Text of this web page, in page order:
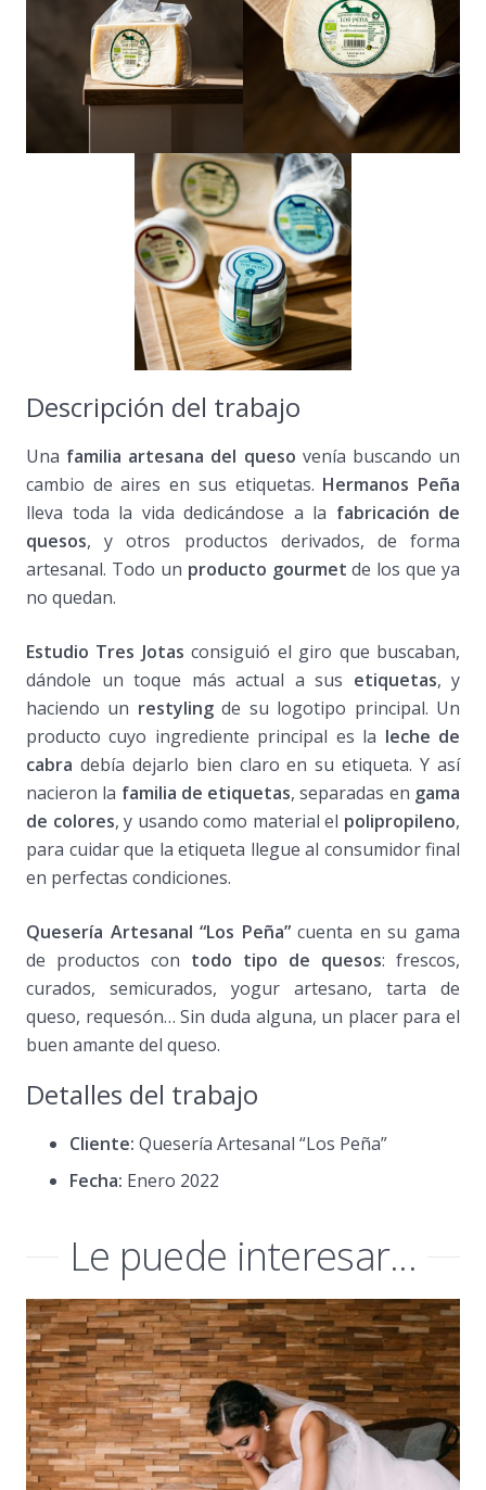
Descripción del trabajo
Una familia artesana del queso venía buscando un
cambio de aires en sus etiquetas. Hermanos Peña
lleva toda la vida dedicándose a la fabricación de
quesos, y otros productos derivados, de forma
artesanal. Todo un producto gourmet de los que ya
no quedan.
Estudio Tres Jotas consiguió el giro que buscaban,
dándole un toque más actual a sus etiquetas, y
haciendo un restylingde su logotipo principal. Un
producto cuyo ingrediente principal es la leche de
cabra debía dejarlo bien claro en su etiqueta. Y así
nacieron la familia de etiquetas, separadas en gama
de colores, y usando como material el polipropileno,
para cuidar que la etiqueta llegue al consumidor final
en perfectas condiciones.
Quesería Artesanal “Los Peña”cuenta en su gama
de productos con todo tipo de quesos: frescos,
curados, semicurados, yogur artesano, tarta de
queso, requesón… Sin duda alguna, un placer para el
buen amante del queso.
Detalles del trabajo
Cliente: Quesería Artesanal “Los Peña”
Fecha: Enero 2022
Le puede interesar...